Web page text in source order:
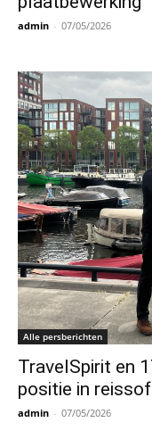
admin - 07/05/2026
Alle persberichten
TravelSpirit en
positie in
admin - 07/05/2026